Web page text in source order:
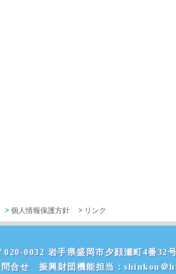
個人情報保護方針 リンク
020-0032 岩手県盛岡市夕顔瀬町4番32
問合せ 振興財団機能担当：